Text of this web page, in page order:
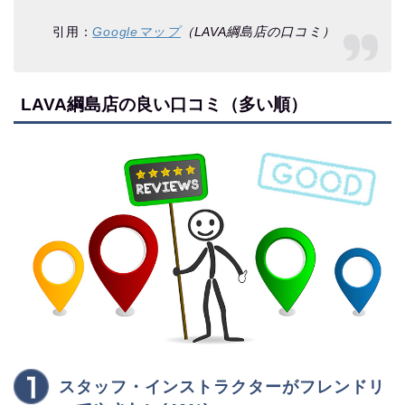
引用：Googleマップ（LAVA綱島店の口コミ）
LAVA綱島店の良い口コミ（多い順）
スタッフ・インストラクターがフレンドリ